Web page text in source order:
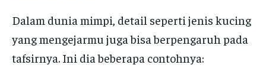
Dalam dunia mimpi, detail seperti jenis kucing
yang mengejarmu juga bisa berpengaruh pada
tafsirnya. Ini dia beberapa contohnya: